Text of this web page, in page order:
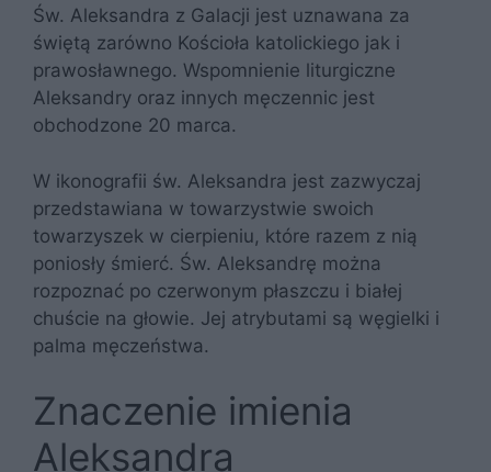
Św. Aleksandra z Galacji jest uznawana za
świętą zarówno Kościoła katolickiego jak i
prawosławnego. Wspomnienie liturgiczne
Aleksandry oraz innych męczennic jest
obchodzone 20 marca.
W ikonografii św. Aleksandra jest zazwyczaj
przedstawiana w towarzystwie swoich
towarzyszek w cierpieniu, które razem z nią
poniosły śmierć. Św. Aleksandrę można
rozpoznać po czerwonym płaszczu i białej
chuście na głowie. Jej atrybutami są węgielki i
palma męczeństwa.
Znaczenie imienia
Aleksandra